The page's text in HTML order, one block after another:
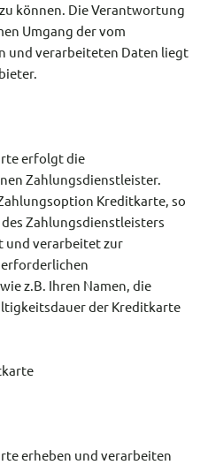
können. Die Verantwortung
Umgang der vom
und verarbeiteten Daten liegt
erfolgt die
Zahlungsdienstleister.
Kreditkarte, so
Zahlungsdienstleisters
und verarbeitet zur
z.B. Ihren Namen, die
der Kreditkarte
erheben und verarbeiten